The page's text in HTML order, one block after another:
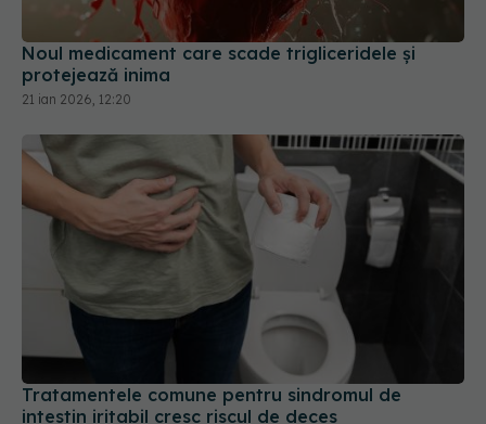
21 ian 2026, 12:20
Tratamentele comune pentru sindromul de
intestin iritabil cresc riscul de deces
09 apr 2026, 18:38